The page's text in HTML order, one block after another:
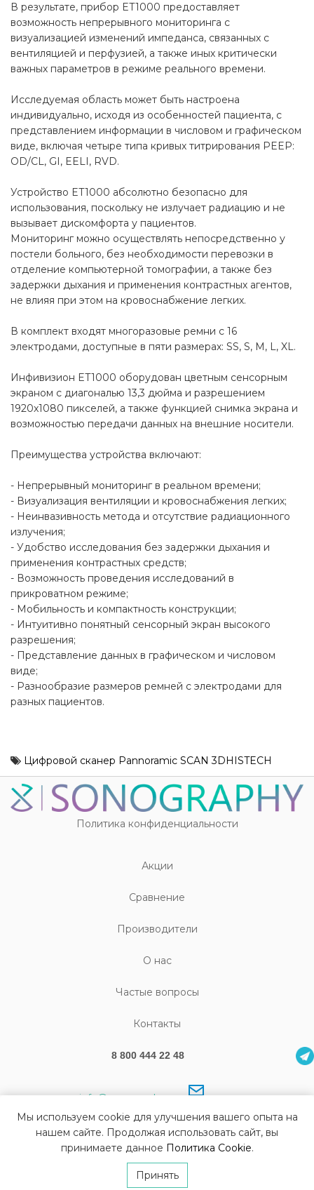
В результате, прибор ET1000 предоставляет
возможность непрерывного мониторинга с
визуализацией изменений импеданса, связанных с
вентиляцией и перфузией, а также иных критически
важных параметров в режиме реального времени.
Исследуемая область может быть настроена
индивидуально, исходя из особенностей пациента, с
представлением информации в числовом и графическом
виде, включая четыре типа кривых титрирования PEEP:
OD/CL, GI, EELI, RVD.
Устройство ET1000 абсолютно безопасно для
использования, поскольку не излучает радиацию и не
вызывает дискомфорта у пациентов.
Мониторинг можно осуществлять непосредственно у
постели больного, без необходимости перевозки в
отделение компьютерной томографии, а также без
задержки дыхания и применения контрастных агентов,
не влияя при этом на кровоснабжение легких.
В комплект входят многоразовые ремни с 16
электродами, доступные в пяти размерах: SS, S, M, L, XL.
Инфивизион ET1000 оборудован цветным сенсорным
экраном с диагональю 13,3 дюйма и разрешением
1920x1080 пикселей, а также функцией снимка экрана и
возможностью передачи данных на внешние носители.
Преимущества устройства включают:
- Непрерывный мониторинг в реальном времени;
- Визуализация вентиляции и кровоснабжения легких;
- Неинвазивность метода и отсутствие радиационного
излучения;
- Удобство исследования без задержки дыхания и
применения контрастных средств;
- Возможность проведения исследований в
прикроватном режиме;
- Мобильность и компактность конструкции;
- Интуитивно понятный сенсорный экран высокого
разрешения;
- Представление данных в графическом и числовом
виде;
- Разнообразие размеров ремней с электродами для
разных пациентов.
Цифровой сканер Pannoramic SCAN 3DHISTECH
Политика конфиденциальности
Акции
Cравнение
Производители
О нас
Частые вопросы
Контакты
8 800 444 22 48
info@sonography.ru
© Все права защищены Sonography 2026
Изготовление сайта
Мы используем cookie для улучшения вашего опыта на
нашем сайте. Продолжая использовать сайт, вы
принимаете данное Политика Cookie.
Принять